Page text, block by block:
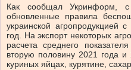
Как сообщал Укринформ,
обновленные правила
украинской агропродукцией
год. На экспорт некоторых
расчета среднего
вторую половину 2021 года
куриных яйцах, курятине,